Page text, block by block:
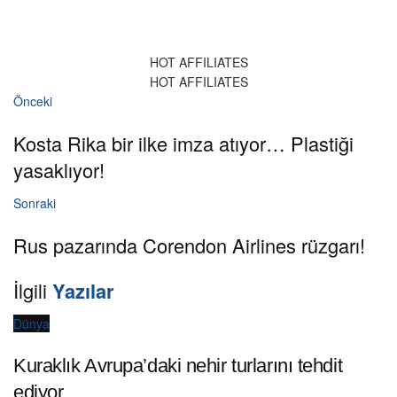
HOT AFFILIATES
HOT AFFILIATES
Önceki
Kosta Rika bir ilke imza atıyor… Plastiği
yasaklıyor!
Sonraki
Rus pazarında Corendon Airlines rüzgarı!
İlgili Yazılar
Dünya
Kuraklık Avrupa’daki nehir turlarını tehdit
ediyor